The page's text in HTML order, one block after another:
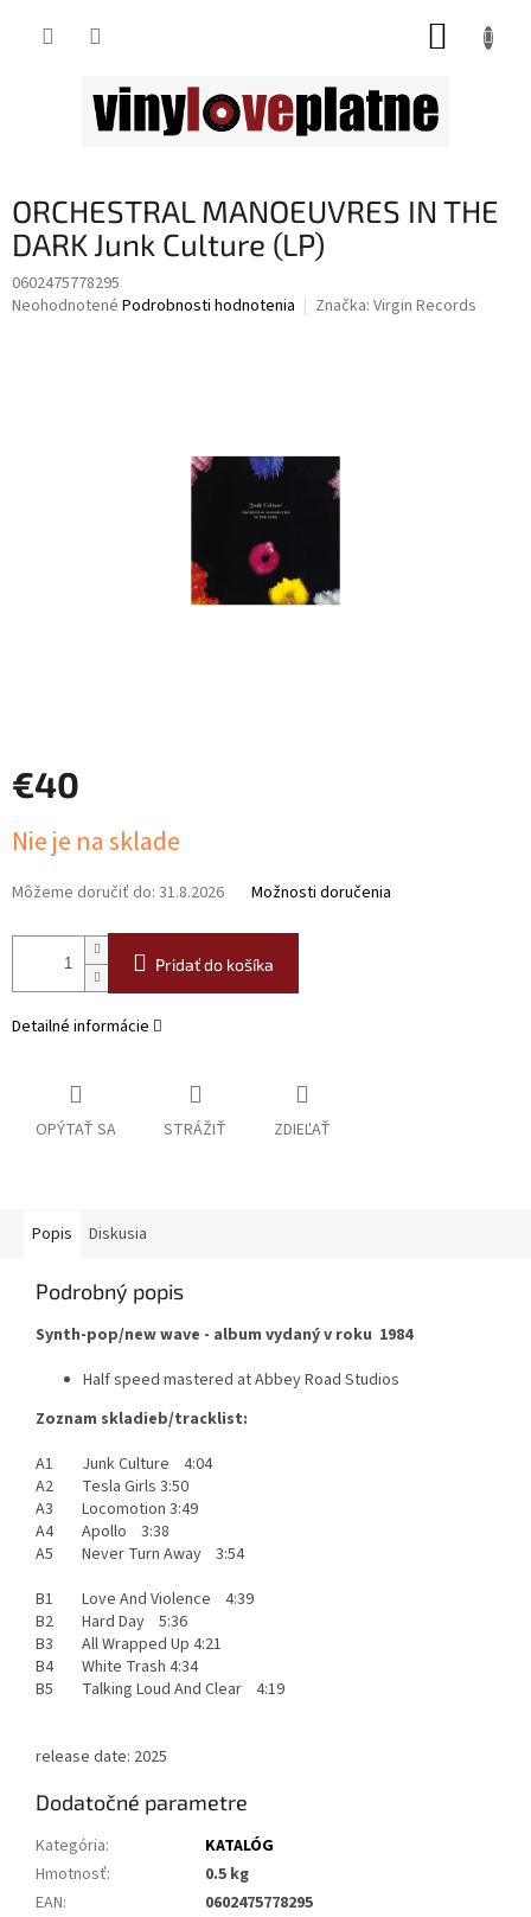
ORCHESTRAL MANOEUVRES IN THE
DARK Junk Culture (LP)
0602475778295
Priemerné
Neohodnotené Podrobnosti hodnotenia Značka: Virgin Records
€40
cena:
Nie je na sklade
Môžeme doručiť do: 31.8.2026 Možnosti doručenia
Pridať do košíka
Detailné informácie
OPÝTAŤ SA STRÁŽIŤ ZDIEĽAŤ
Popis Diskusia
Podrobný popis
Synth-pop/new wave - album vydaný v roku 1984
Half speed mastered at Abbey Road Studios
Zoznam skladieb/tracklist:
A1 Junk Culture 4:04
A2 Tesla Girls 3:50
A3 Locomotion 3:49
A4 Apollo 3:38
A5 Never Turn Away 3:54
B1 Love And Violence 4:39
B2 Hard Day 5:36
B3 All Wrapped Up 4:21
B4 White Trash 4:34
B5 Talking Loud And Clear 4:19
release date: 2025
Dodatočné parametre
Kategória:
KATALÓG
Hmotnosť:
0.5 kg
EAN:
0602475778295